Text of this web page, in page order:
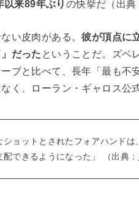
来89年ぶり の快挙だ（出典
い皮肉がある。彼が頂点に
だった ということだ。ズベ
ブと比べて、長年「最も不
く、ローラン・ギャロス公
ショットとされたフォアハンド
できるようになった」 （出典：